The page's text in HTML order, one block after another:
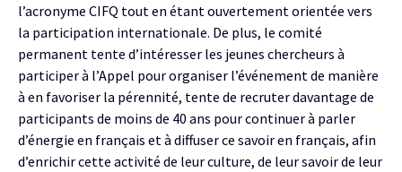
l’acronyme CIFQ tout en étant ouvertement orientée vers
la participation internationale. De plus, le comité
permanent tente d’intéresser les jeunes chercheurs à
participer à l’Appel pour organiser l’événement de manière
à en favoriser la pérennité, tente de recruter davantage de
participants de moins de 40 ans pour continuer à parler
d’énergie en français et à diffuser ce savoir en français, afin
d’enrichir cette activité de leur culture, de leur savoir de leur